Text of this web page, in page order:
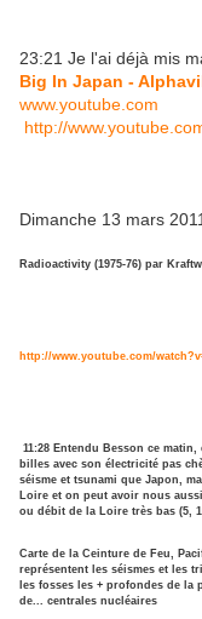
23:21 Je l'ai déjà mis
Big In Japan -
www.youtube.com
http://
Dimanche 13 mars 2011
Radioactivity (1975-76) par
http://www.youtube.com/
11:28 Entendu Besson ce
billes avec son électricité pas
séisme et tsunami que Japon,
Loire et on peut avoir nous
ou débit de la Loire très bas (5,
Carte de la Ceinture de Feu,
représentent les séismes et les
les fosses les + profondes de la
de... centrales nucléaires